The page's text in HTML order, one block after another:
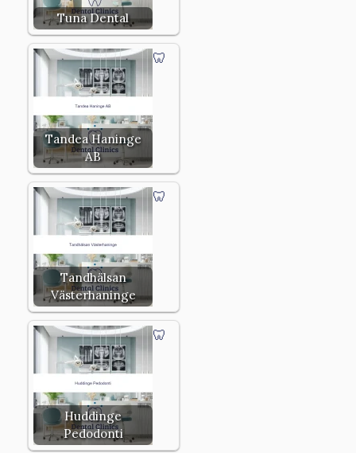
Tuna Dental
Tandea Haninge
AB
Tandhälsan
Västerhaninge
Huddinge
Pedodonti